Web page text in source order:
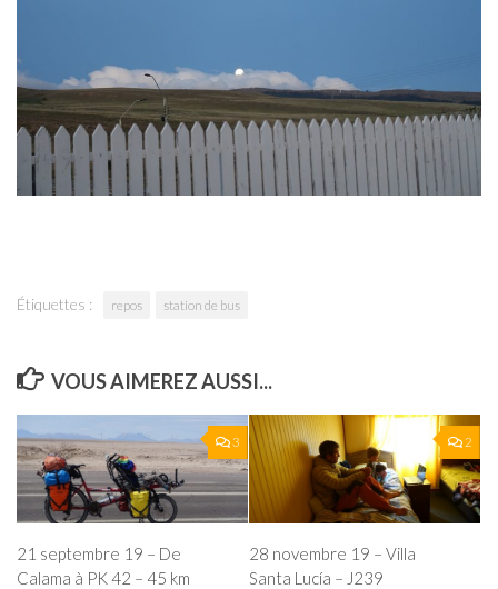
Étiquettes : repos station de bus
VOUS AIMEREZ AUSSI...
3
21 septembre 19 – De
Calama à PK 42 – 45 km
2
28 novembre 19 – Villa
Santa Lucía – J239